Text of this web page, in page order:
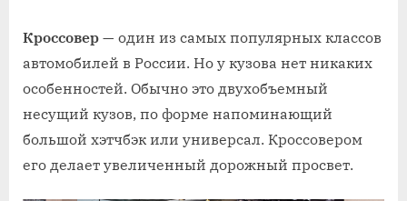
Кроссовер — один из самых популярных классов
автомобилей в России. Но у кузова нет никаких
особенностей. Обычно это двухобъемный
несущий кузов, по форме напоминающий
большой хэтчбэк или универсал. Кроссовером
его делает увеличенный дорожный просвет.